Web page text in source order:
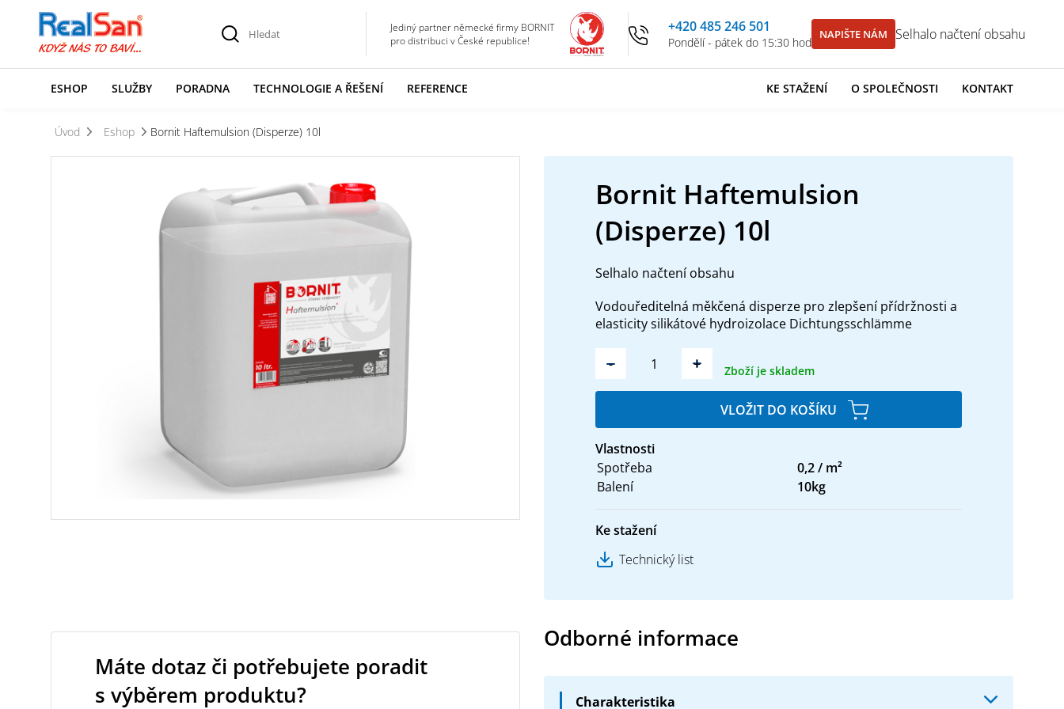
Jediný partner německé firmy BORNIT
pro distribuci v České republice!
+420 485 246 501
Pondělí - pátek do 15:30 hod
NAPIŠTE NÁM Selhalo načtení obsahu
ESHOP SLUŽBY PORADNA TECHNOLOGIE A ŘEŠENÍ REFERENCE KE STAŽENÍ O SPOLEČNOSTI KONTAKT
Úvod Eshop Bornit Haftemulsion (Disperze) 10l
Bornit Haftemulsion
(Disperze) 10l
Selhalo načtení obsahu
Vodouředitelná měkčená disperze pro zlepšení přídržnosti a
elasticity silikátové hydroizolace Dichtungsschlämme
- + Zboží je skladem
VLOŽIT DO KOŠÍKU
Vlastnosti
Spotřeba
0,2 / m²
Balení
10kg
Ke stažení
Technický list
Odborné informace
Charakteristika
Máte dotaz či potřebujete poradit
s výběrem produktu?